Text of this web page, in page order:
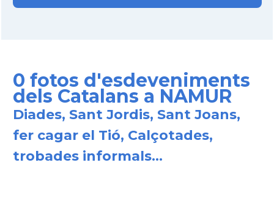
0 fotos d'esdeveniments
dels Catalans a NAMUR
Diades, Sant Jordis, Sant Joans,
fer cagar el Tió, Calçotades,
trobades informals...